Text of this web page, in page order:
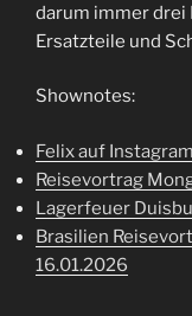
darum immer drei
Ersatzteile und
Shownotes:
Felix auf Instagram
Reisevortrag
Lagerfeuer
Brasilien
16.01.2026